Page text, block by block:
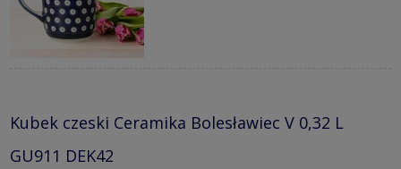
Kubek czeski Ceramika Bolesławiec V 0,32 L
GU911 DEK42